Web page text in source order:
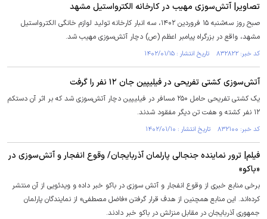
تصاویر| آتش‌سوزی مهیب در کارخانه الکترواستیل مشهد
صبح روز سه‌شنبه ۱۵ فروردین ۱۴۰۲، سه انبار کارخانه تولید لوازم خانگی الکترواستیل
مشهد، واقع در بزرگراه پیامبر اعظم (ص) دچار آتش‌سوزی مهیب شد.
کد خبر: ۸۳۲۸۲۲ تاریخ انتشار : ۱۴۰۲/۰۱/۱۵
آتش‌سوزی کشتی تفریحی در فیلیپین جان ۱۲ نفر را گرفت
یک کشتی تفریحی حامل ۲۵۰ مسافر در فیلیپین دچار آتش‌سوزی شد که بر اثر آن دستکم
۱۲ نفر کشته و هفت تن دیگر مفقود شدند.
کد خبر: ۸۳۲۱۰۰ تاریخ انتشار : ۱۴۰۲/۰۱/۱۰
فیلم| ترور نماینده جنجالی پارلمان آذربایجان/ وقوع انفجار و آتش‌سوزی در
«باکو»
برخی منابع خبری از وقوع انفجار و آتش سوزی در باکو خبر داده و ویدئویی از آن منتشر
کرده‌اند. این منابع همچنین از هدف قرار گرفتن «فاضل مصطفی» از نمایندگان پارلمان
جمهوری آذربایجان در مقابل منزلش در باکو خبر دادند.